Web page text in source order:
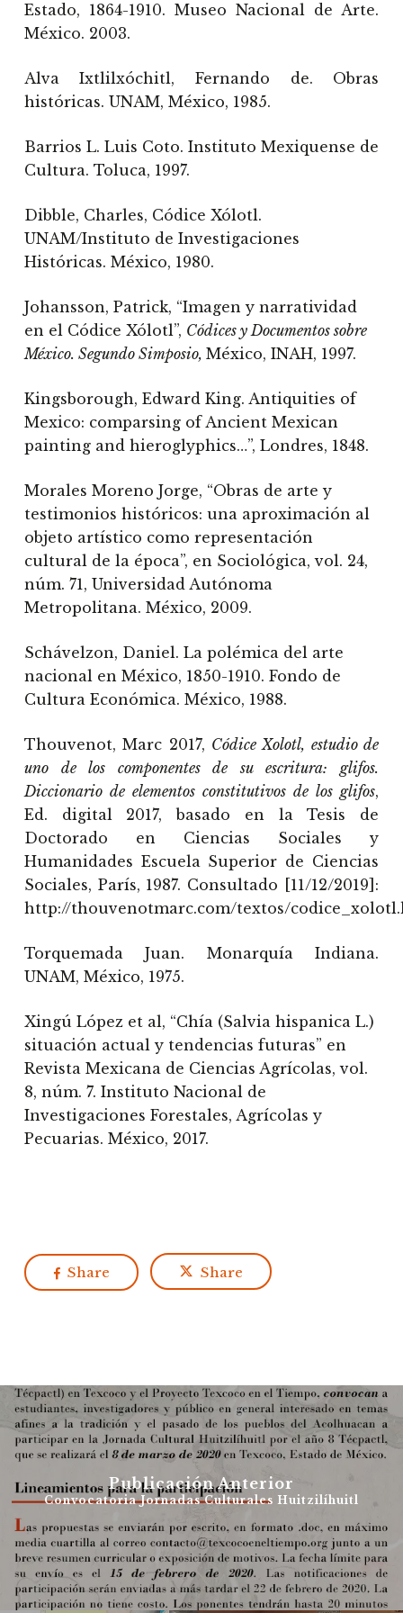
Estado, 1864-1910. Museo Nacional de Arte.
México. 2003.
Alva Ixtlilxóchitl, Fernando de. Obras
históricas. UNAM, México, 1985.
Barrios L. Luis Coto. Instituto Mexiquense de
Cultura. Toluca, 1997.
Dibble, Charles, Códice Xólotl.
UNAM/Instituto de Investigaciones
Históricas. México, 1980.
Johansson, Patrick, “Imagen y narratividad
en el Códice Xólotl”, Códices y Documentos sobre
México. Segundo Simposio, México, INAH, 1997.
Kingsborough, Edward King. Antiquities of
Mexico: comparsing of Ancient Mexican
painting and hieroglyphics…”, Londres, 1848.
Morales Moreno Jorge, “Obras de arte y
testimonios históricos: una aproximación al
objeto artístico como representación
cultural de la época”, en Sociológica, vol. 24,
núm. 71, Universidad Autónoma
Metropolitana. México, 2009.
Schávelzon, Daniel. La polémica del arte
nacional en México, 1850-1910. Fondo de
Cultura Económica. México, 1988.
Thouvenot, Marc 2017, Códice Xolotl, estudio de
uno de los componentes de su escritura: glifos.
Diccionario de elementos constitutivos de los glifos,
Ed. digital 2017, basado en la Tesis de
Doctorado en Ciencias Sociales y
Humanidades Escuela Superior de Ciencias
Sociales, París, 1987. Consultado [11/12/2019]:
http://thouvenotmarc.com/textos/
Torquemada Juan. Monarquía Indiana.
UNAM, México, 1975.
Xingú López et al, “Chía (Salvia hispanica L.)
situación actual y tendencias futuras” en
Revista Mexicana de Ciencias Agrícolas, vol.
8, núm. 7. Instituto Nacional de
Investigaciones Forestales, Agrícolas y
Pecuarias. México, 2017.
Share Share
Publicación Anterior
Convocatoria Jornadas Culturales Huitzilíhuitl